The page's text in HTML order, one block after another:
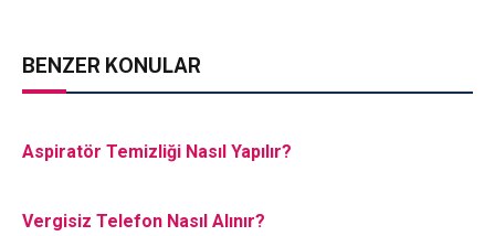
BENZER KONULAR
Aspiratör Temizliği Nasıl Yapılır?
Vergisiz Telefon Nasıl Alınır?